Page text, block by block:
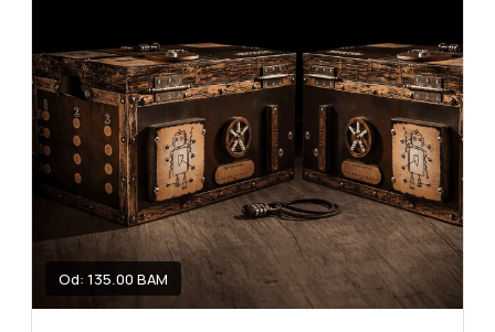
Od: 135.00 BAM